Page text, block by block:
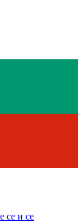
се и се